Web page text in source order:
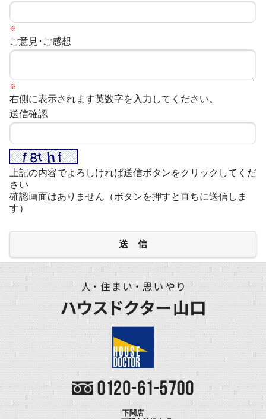
※
ご意見･ご感想
※
右側に表示されます英数字を入力してください。
送信確認
上記の内容でよろしければ送信ボタンをクリックしてくだ
さい
確認画面はありません（ボタンを押すと直ちに送信しま
す）
送 信
下関店